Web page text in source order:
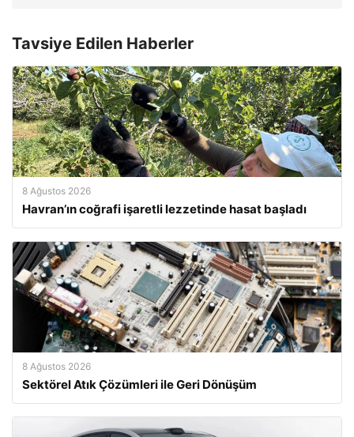
Tavsiye Edilen Haberler
8 Ağustos 2026
Havran’ın coğrafi işaretli lezzetinde hasat başladı
8 Ağustos 2026
Sektörel Atık Çözümleri ile Geri Dönüşüm